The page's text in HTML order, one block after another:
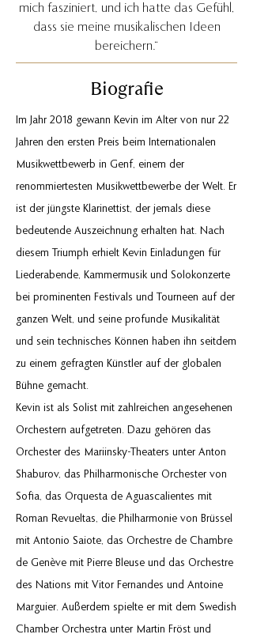
mich fasziniert, und ich hatte das Gefühl,
dass sie meine musikalischen Ideen
bereichern.“
Biografie
Im Jahr 2018 gewann Kevin im Alter von nur 22
Jahren den ersten Preis beim Internationalen
Musikwettbewerb in Genf, einem der
renommiertesten Musikwettbewerbe der Welt. Er
ist der jüngste Klarinettist, der jemals diese
bedeutende Auszeichnung erhalten hat. Nach
diesem Triumph erhielt Kevin Einladungen für
Liederabende, Kammermusik und Solokonzerte
bei prominenten Festivals und Tourneen auf der
ganzen Welt, und seine profunde Musikalität
und sein technisches Können haben ihn seitdem
zu einem gefragten Künstler auf der globalen
Bühne gemacht.
Kevin ist als Solist mit zahlreichen angesehenen
Orchestern aufgetreten. Dazu gehören das
Orchester des Mariinsky-Theaters unter Anton
Shaburov, das Philharmonische Orchester von
Sofia, das Orquesta de Aguascalientes mit
Roman Revueltas, die Philharmonie von Brüssel
mit Antonio Saiote, das Orchestre de Chambre
de Genève mit Pierre Bleuse und das Orchestre
des Nations mit Vitor Fernandes und Antoine
Marguier. Außerdem spielte er mit dem Swedish
Chamber Orchestra unter Martin Fröst und